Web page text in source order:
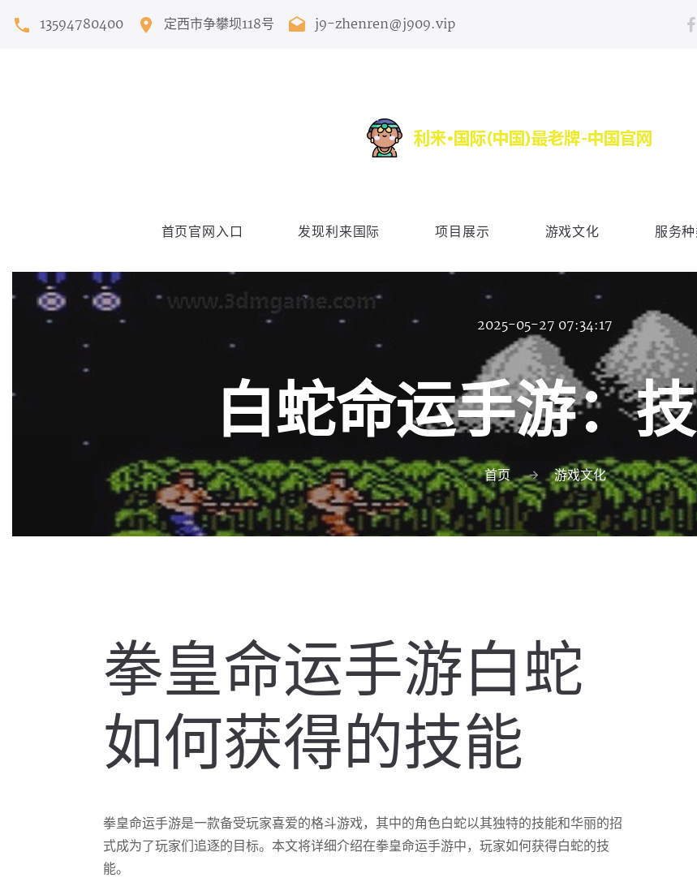
13594780400 定西市争攀坝118号 j9-zhenren@j909.vip
首页官网入口 发现利来国际 项目展示 游戏文化 服务
2025-05-27 07:34:17
白蛇命运手游：
首页 游戏文化
拳皇命运手游白蛇
如何获得的技能
拳皇命运手游是一款备受玩家喜爱的格斗游戏，其中的角色白蛇以其独特的技能和华丽的招
式成为了玩家们追逐的目标。本文将详细介绍在拳皇命运手游中，玩家如何获得白蛇的技
能。